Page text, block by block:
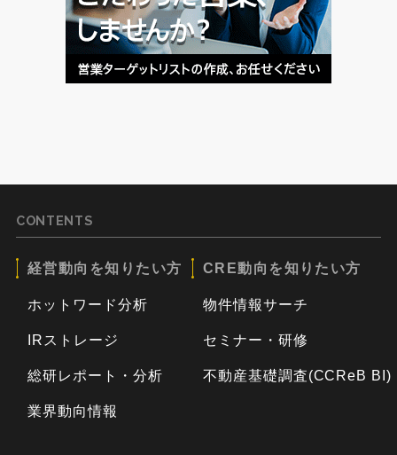
CONTENTS
経営動向を知りたい方
ホットワード分析
IRストレージ
総研レポート・分析
業界動向情報
CRE動向を知りたい方
物件情報サーチ
セミナー・研修
不動産基礎調査(CCReB BI)